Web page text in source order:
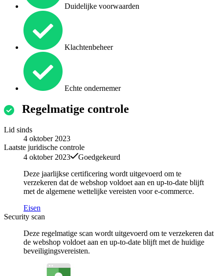
Duidelijke voorwaarden
Klachtenbeheer
Echte ondernemer
Regelmatige controle
Lid sinds
4 oktober 2023
Laatste juridische controle
4 oktober 2023
Goedgekeurd
Deze jaarlijkse certificering wordt uitgevoerd om te
verzekeren dat de webshop voldoet aan en up-to-date blijft
met de algemene wettelijke vereisten voor e-commerce.
Eisen
Security scan
Deze regelmatige scan wordt uitgevoerd om te verzekeren dat
de webshop voldoet aan en up-to-date blijft met de huidige
beveiligingsvereisten.